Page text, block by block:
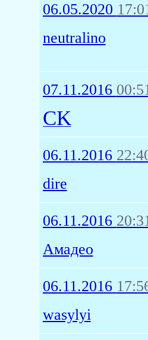
06.05.2020
neutralino
07.11.2016
CK
06.11.2016
dire
06.11.2016
Амадео
06.11.2016
wasylyi